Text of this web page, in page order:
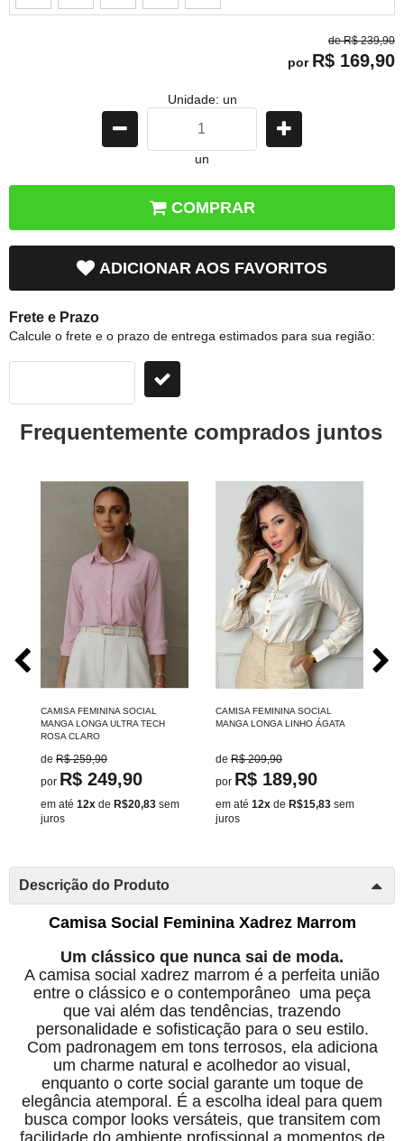
de R$ 239,90
por R$ 169,90
Unidade: un
un
COMPRAR
ADICIONAR AOS FAVORITOS
Frete e Prazo
Calcule o frete e o prazo de entrega estimados para sua região:
Frequentemente comprados juntos
CAMISA FEMININA SOCIAL
MANGA LONGA ULTRA TECH
ROSA CLARO
de R$ 259,90
por R$ 249,90
em até 12x de R$20,83 sem
juros
CAMISA FEMININA SOCIAL
MANGA LONGA LINHO ÁGATA
de R$ 209,90
por R$ 189,90
em até 12x de R$15,83 sem
juros
Descrição do Produto
Camisa Social Feminina Xadrez Marrom
Um clássico que nunca sai de moda.
A camisa social xadrez marrom é a perfeita união
entre o clássico e o contemporâneo uma peça
que vai além das tendências, trazendo
personalidade e sofisticação para o seu estilo.
Com padronagem em tons terrosos, ela adiciona
um charme natural e acolhedor ao visual,
enquanto o corte social garante um toque de
elegância atemporal. É a escolha ideal para quem
busca compor looks versáteis, que transitem com
facilidade do ambiente profissional a momentos de